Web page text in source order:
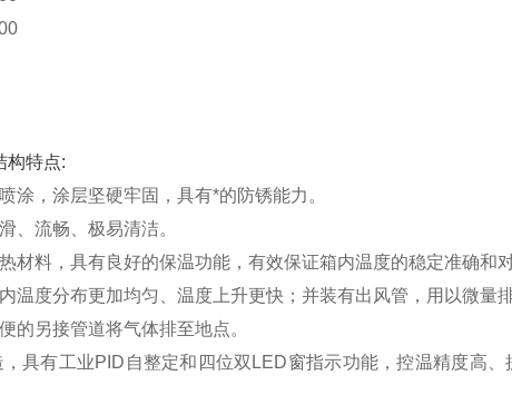
构特点:
涂，涂层坚硬牢固，具有*的防锈能力。
、流畅、极易清洁。
材料，具有良好的保温功能，有效保证箱内温度的稳定准确和
温度分布更加均匀、温度上升更快；并装有出风管，用以微量
的另接管道将气体排至地点。
具有工业PID自整定和四位双LED窗指示功能，控温精度高